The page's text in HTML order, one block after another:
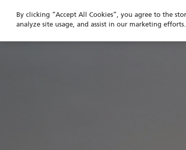
By clicking “Accept All Cookies”, you agree to the
analyze site usage, and assist in our marketing efforts.